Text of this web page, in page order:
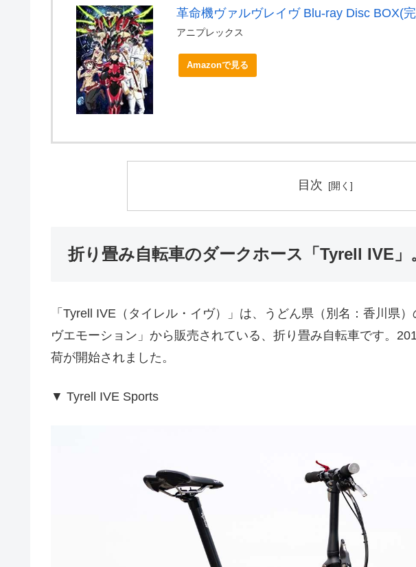
革命機ヴァルヴレイヴ Blu-ray Disc BOX(
アニプレックス
Amazonで見る
目次
折り畳み自転車のダークホース「Tyrell IVE」
「Tyrell IVE（タイレル・イヴ）」は、うどん県（別名：香川県
ヴエモーション」から販売されている、折り畳み自転車です。
荷が開始されました。
▼ Tyrell IVE Sports